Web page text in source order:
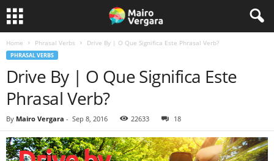
Home Phrasal Verbs Drive By | O Que Significa Este Phrasal Verb?
PHRASAL VERBS
Drive By | O Que Significa Este
Phrasal Verb?
By Mairo Vergara - Sep 8, 2016 22633 18